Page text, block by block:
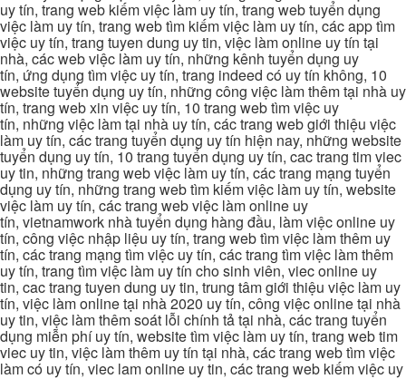
uy tín, trang web kiếm việc làm uy tín, trang web tuyển dụng
việc làm uy tín, trang web tìm kiếm việc làm uy tín, các app tìm
việc uy tín, trang tuyen dung uy tin, việc làm online uy tín tại
nhà, các web việc làm uy tín, những kênh tuyển dụng uy
tín, ứng dụng tìm việc uy tín, trang indeed có uy tín không, 10
website tuyển dụng uy tín, những công việc làm thêm tại nhà uy
tín, trang web xin việc uy tín, 10 trang web tìm việc uy
tín, những việc làm tại nhà uy tín, các trang web giới thiệu việc
làm uy tín, các trang tuyển dụng uy tín hiện nay, những website
tuyển dụng uy tín, 10 trang tuyển dụng uy tín, cac trang tim viec
uy tin, những trang web việc làm uy tín, các trang mạng tuyển
dụng uy tín, những trang web tìm kiếm việc làm uy tín, website
việc làm uy tín, các trang web việc làm online uy
tín, vietnamwork nhà tuyển dụng hàng đầu, làm việc online uy
tín, công việc nhập liệu uy tín, trang web tìm việc làm thêm uy
tín, các trang mạng tìm việc uy tín, các trang tìm việc làm thêm
uy tín, trang tìm việc làm uy tín cho sinh viên, viec online uy
tin, cac trang tuyen dung uy tin, trung tâm giới thiệu việc làm uy
tín, việc làm online tại nhà 2020 uy tín, công việc online tại nhà
uy tin, việc làm thêm soát lỗi chính tả tại nhà, các trang tuyển
dụng miễn phí uy tín, website tìm việc làm uy tín, trang web tim
viec uy tin, việc làm thêm uy tín tại nhà, các trang web tìm việc
làm có uy tín, viec lam online uy tin, các trang web kiếm việc uy